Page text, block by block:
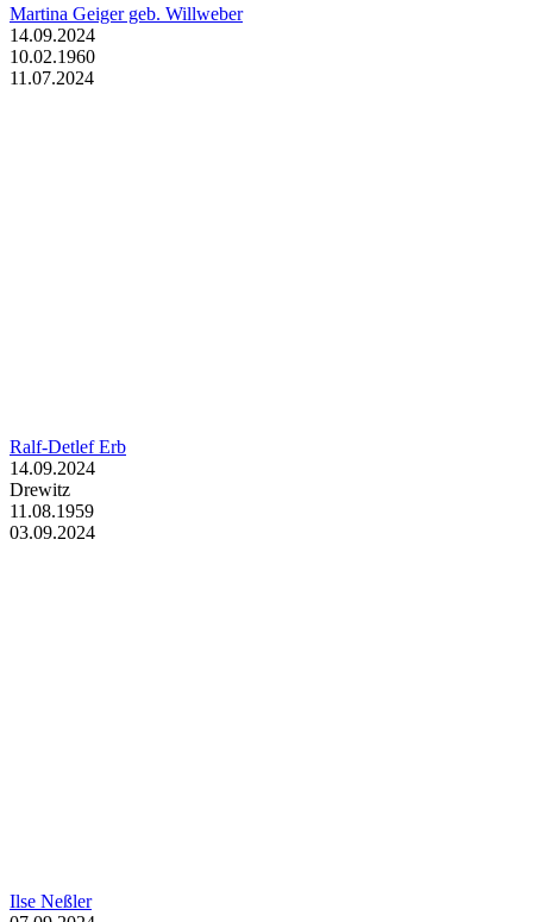
Martina Geiger geb. Willweber
14.09.2024
10.02.1960
11.07.2024
Ralf-Detlef Erb
14.09.2024
Drewitz
11.08.1959
03.09.2024
Ilse Neßler